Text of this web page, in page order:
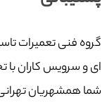
گروه فنی تعمیرات
شما همشهریان